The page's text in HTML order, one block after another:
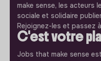
make sense, les acteurs
sociale et solidaire
Rejoignez-les et passez
C'est votre
Jobs that make sense